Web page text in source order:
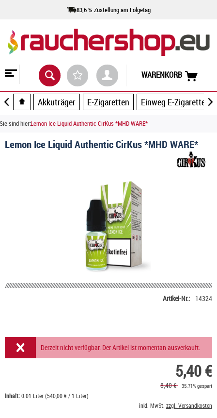
83,6 % Zustellung am Folgetag
WARENKORB
Akkuträger E-Zigaretten Einweg E-Zigaretten
Sie sind hier:Lemon Ice Liquid Authentic CirKus *MHD WARE*
Lemon Ice Liquid Authentic CirKus *MHD WARE*
Artikel-Nr.: 14324
Derzeit nicht verfügbar. Der Artikel ist momentan ausverkauft.
5,40 €
8,40 € 35.71% gespart
Inhalt:0.01 Liter (540,00 € / 1 Liter)
inkl. MwSt. zzgl. Versandkosten